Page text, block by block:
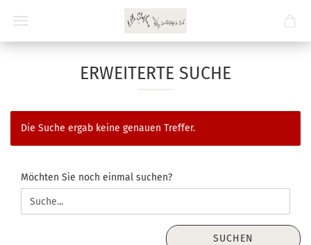
ERWEITERTE SUCHE
Die Suche ergab keine genauen Treffer.
MÖCHTEN
SIE
NOCH
EINMAL
Möchten Sie noch einmal suchen?
SUCHEN